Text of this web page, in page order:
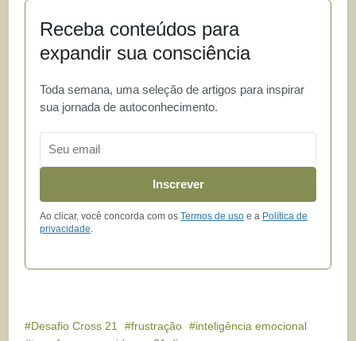
Receba conteúdos para
expandir sua consciência
Toda semana, uma seleção de artigos para inspirar
sua jornada de autoconhecimento.
Inscrever
Ao clicar, você concorda com osTermos de uso e a Política de
privacidade.
Desafio Cross 21 frustração
inteligência emocional